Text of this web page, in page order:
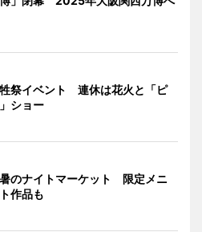
牲祭イベント 連休は花火と「ピ
ショー
暑のナイトマーケット 限定メニ
作品も